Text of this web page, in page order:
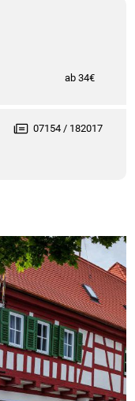
ab 34€
07154 / 182017